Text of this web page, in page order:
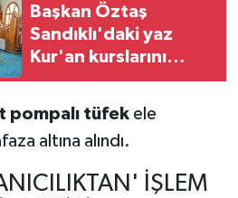
Başkan Öztaş
Sandıklı'daki yaz
Kur'an kurslarını
ziyaret etti
pompalı tüfekele
altına alındı.
İŞLEM